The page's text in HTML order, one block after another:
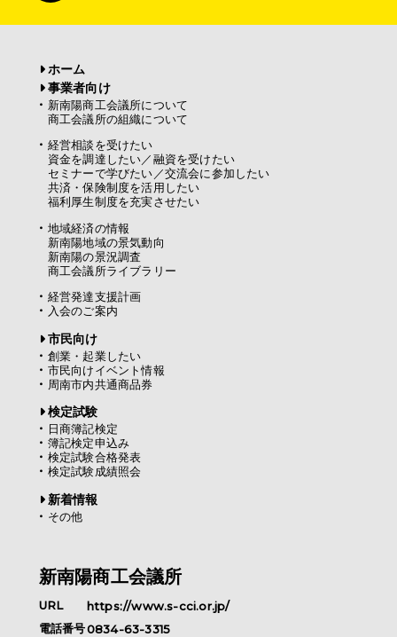
ホーム
事業者向け
新南陽商工会議所について
商工会議所の組織について
経営相談を受けたい
資金を調達したい／融資を受けたい
セミナーで学びたい／交流会に参加したい
共済・保険制度を活用したい
福利厚生制度を充実させたい
地域経済の情報
新南陽地域の景気動向
新南陽の景況調査
商工会議所ライブラリー
経営発達支援計画
入会のご案内
市民向け
創業・起業したい
市民向けイベント情報
周南市内共通商品券
検定試験
日商簿記検定
簿記検定申込み
検定試験合格発表
検定試験成績照会
新着情報
その他
新南陽商工会議所
URL
https://www.s-cci.or.jp/
電話番号0834-63-3315